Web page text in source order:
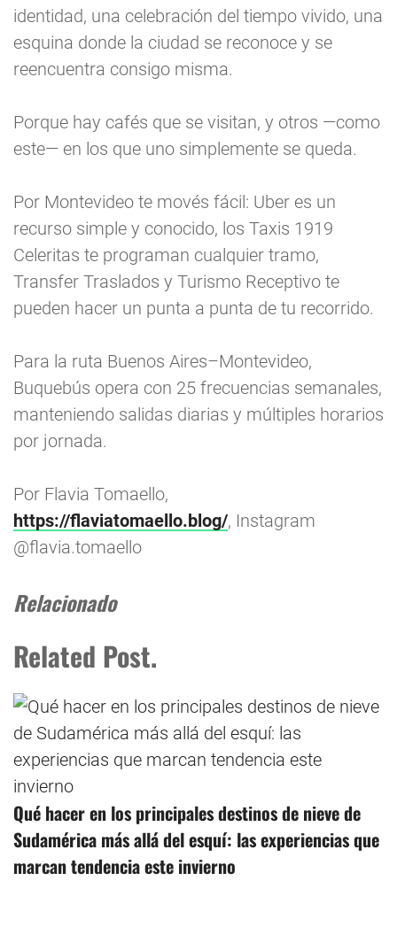
identidad, una celebración del tiempo vivido, una
esquina donde la ciudad se reconoce y se
reencuentra consigo misma.
Porque hay cafés que se visitan, y otros —como
este— en los que uno simplemente se queda.
Por Montevideo te movés fácil: Uber es un
recurso simple y conocido, los Taxis 1919
Celeritas te programan cualquier tramo,
Transfer Traslados y Turismo Receptivo te
pueden hacer un punta a punta de tu recorrido.
Para la ruta Buenos Aires–Montevideo,
Buquebús opera con 25 frecuencias semanales,
manteniendo salidas diarias y múltiples horarios
por jornada.
Por Flavia Tomaello,
https://flaviatomaello.blog/, Instagram
@flavia.tomaello
Relacionado
Related Post.
Qué hacer en los principales destinos de nieve de
Sudamérica más allá del esquí: las experiencias que
marcan tendencia este invierno